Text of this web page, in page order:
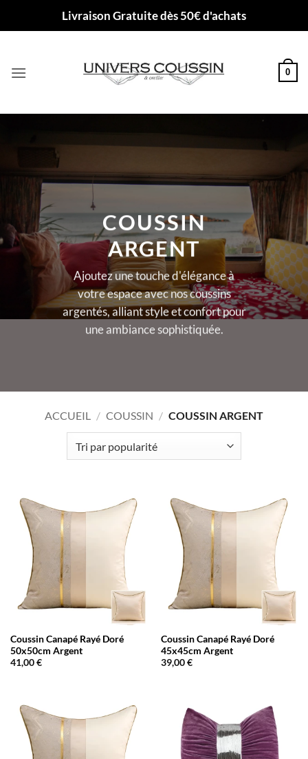
Livraison Gratuite dès 50€ d'achats
0
COUSSIN
ARGENT
Ajoutez une touche d'élégance à
votre espace avec nos coussins
argentés, alliant style et confort pour
une ambiance sophistiquée.
ACCUEIL / COUSSIN / COUSSIN ARGENT
Coussin Canapé Rayé Doré
50x50cm Argent
41,00€
Coussin Canapé Rayé Doré
45x45cm Argent
39,00€